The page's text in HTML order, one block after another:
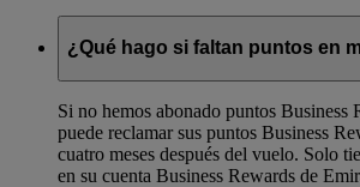
¿Qué hago si faltan puntos en
Si no hemos abonado puntos Business
puede reclamar sus puntos Business
cuatro meses después del vuelo. Solo
en su cuenta Business Rewards de